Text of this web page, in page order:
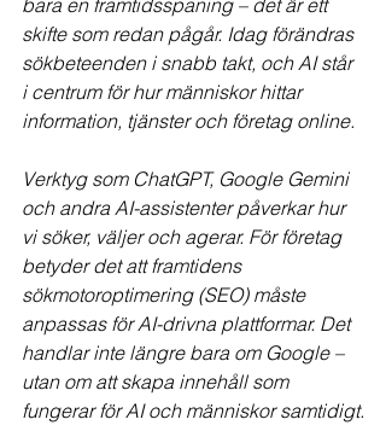
bara en framtidsspaning – det är ett
skifte som redan pågår. Idag förändras
sökbeteenden i snabb takt, och AI står
i centrum för hur människor hittar
information, tjänster och företag online.
Verktyg som ChatGPT, Google Gemini
och andra AI-assistenter påverkar hur
vi söker, väljer och agerar. För företag
betyder det att framtidens
sökmotoroptimering (SEO) måste
anpassas för AI-drivna plattformar. Det
handlar inte längre bara om Google –
utan om att skapa innehåll som
fungerar för AI och människor samtidigt.